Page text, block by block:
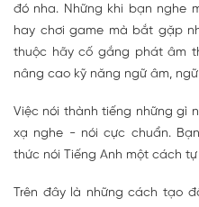
đó nha. Những khi bạn nghe
hay chơi game mà bắt gặp
thuộc hãy cố gắng phát âm
nâng cao kỹ năng ngữ âm,
Việc nói thành tiếng những gì
xạ nghe - nói cực chuẩn.
thức nói Tiếng Anh một cách
Trên đây là những cách tạo